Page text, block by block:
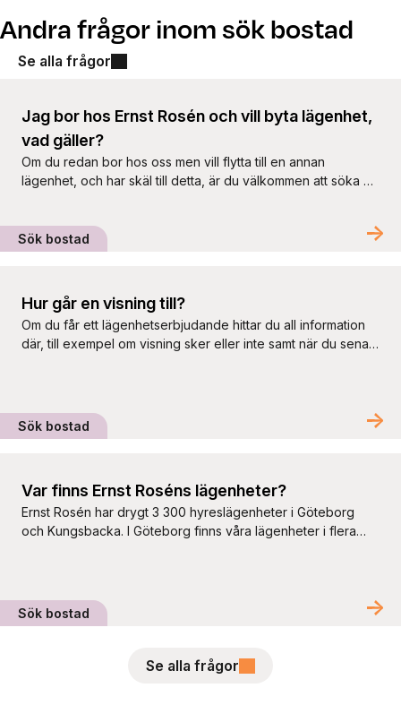
Andra frågor inom sök bostad
Se alla frågor
Sök bostad
Jag bor hos Ernst Rosén och vill byta lägenhet,
vad gäller?
Om du redan bor hos oss men vill flytta till en annan
lägenhet, och har skäl till detta, är du välkommen att söka de
Rosén är hög. På vår hemsida kan du se vilka adresser som
tillhör […]
Sök bostad
Hur går en visning till?
Om du får ett lägenhetserbjudande hittar du all information
där, till exempel om visning sker eller inte samt när du senast
Sök bostad
Var finns Ernst Roséns lägenheter?
Ernst Rosén har drygt 3 300 hyreslägenheter i Göteborg
och Kungsbacka. I Göteborg finns våra lägenheter i flera
Valand och Kolla. Vi erbjuder lägenheter i olika storlekar,
från 1 rum och kök […]
Se alla frågor